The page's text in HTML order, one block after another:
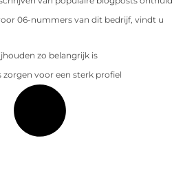
06-nummers van dit bedrijf, vindt u
zo belangrijk is
zorgen voor een sterk profiel